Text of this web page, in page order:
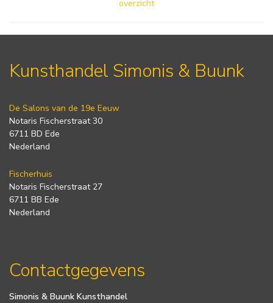
overzicht
Kunsthandel Simonis & Buunk
De Salons van de 19e Eeuw
Notaris Fischerstraat 30
6711 BD Ede
Nederland
Fischerhuis
Notaris Fischerstraat 27
6711 BB Ede
Nederland
Contactgegevens
Simonis & Buunk Kunsthandel